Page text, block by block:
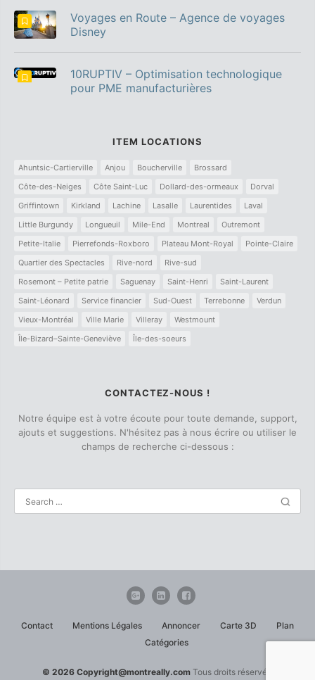
Voyages en Route – Agence de voyages
Disney
10RUPTIV – Optimisation technologique
pour PME manufacturières
ITEM LOCATIONS
Ahuntsic-Cartierville Anjou Boucherville
Brossard
Côte-des-Neiges
Côte Saint-Luc Dollard-des-ormeaux
Dorval
Griffintown
Kirkland Lachine Lasalle Laurentides
Laval
Little Burgundy
Longueuil Mile-End Montreal
Outremont
Petite-Italie
Pierrefonds-Roxboro Plateau Mont-Royal
Pointe-Claire
Quartier des Spectacles
Rive-nord
Rive-sud
Rosemont – Petite patrie
Saguenay Saint-Henri
Saint-Laurent
Saint-Léonard
Service financier Sud-Ouest Terrebonne
Verdun
Vieux-Montréal
Ville Marie Villeray
Westmount
Île-Bizard–Sainte-Geneviève
Île-des-soeurs
CONTACTEZ-NOUS !
Notre équipe est à votre écoute pour toute demande, support,
ajouts et suggestions. N'hésitez pas à nous écrire ou utiliser le
champs de recherche ci-dessous :
Contact Mentions Légales Annoncer Carte 3D
Plan
Catégories
© 2026 Copyright@montreally.comTous droits réservés.